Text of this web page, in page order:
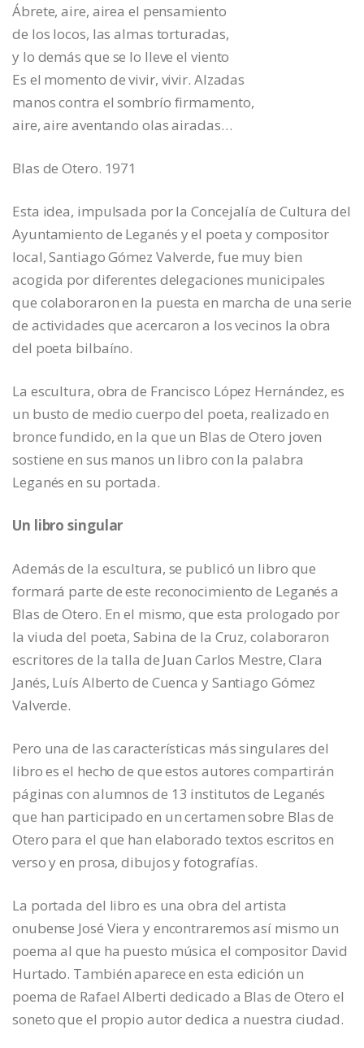
Ábrete, aire, airea el pensamiento
de los locos, las almas torturadas,
y lo demás que se lo lleve el viento
Es el momento de vivir, vivir. Alzadas
manos contra el sombrío firmamento,
aire, aire aventando olas airadas…
Blas de Otero. 1971
Esta idea, impulsada por la Concejalía de Cultura del
Ayuntamiento de Leganés y el poeta y compositor
local, Santiago Gómez Valverde, fue muy bien
acogida por diferentes delegaciones municipales
que colaboraron en la puesta en marcha de una serie
de actividades que acercaron a los vecinos la obra
del poeta bilbaíno.
La escultura, obra de Francisco López Hernández, es
un busto de medio cuerpo del poeta, realizado en
bronce fundido, en la que un Blas de Otero joven
sostiene en sus manos un libro con la palabra
Leganés en su portada.
Un libro singular
Además de la escultura, se publicó un libro que
formará parte de este reconocimiento de Leganés a
Blas de Otero. En el mismo, que esta prologado por
la viuda del poeta, Sabina de la Cruz, colaboraron
escritores de la talla de Juan Carlos Mestre, Clara
Janés, Luís Alberto de Cuenca y Santiago Gómez
Valverde.
Pero una de las características más singulares del
libro es el hecho de que estos autores compartirán
páginas con alumnos de 13 institutos de Leganés
que han participado en un certamen sobre Blas de
Otero para el que han elaborado textos escritos en
verso y en prosa, dibujos y fotografías.
La portada del libro es una obra del artista
onubense José Viera y encontraremos así mismo un
poema al que ha puesto música el compositor David
Hurtado. También aparece en esta edición un
poema de Rafael Alberti dedicado a Blas de Otero el
soneto que el propio autor dedica a nuestra ciudad.